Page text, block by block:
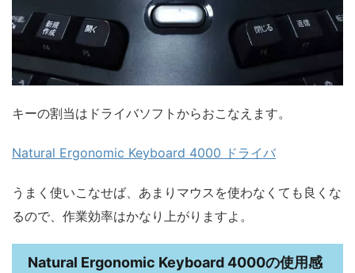
キーの割当はドライバソフトからおこなえます。
Natural Ergonomic Keyboard 4000 ドライバ
うまく使いこなせば、あまりマウスを使わなくても良くな
るので、作業効率はかなり上がりますよ。
Natural Ergonomic Keyboard 4000の使用感